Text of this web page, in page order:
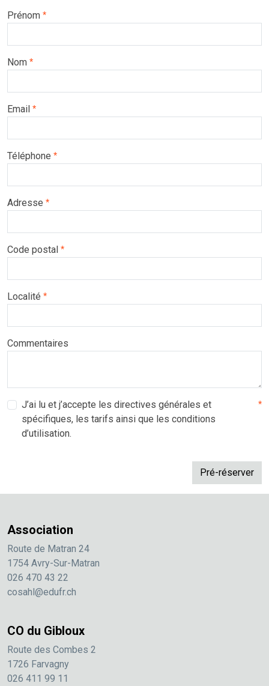
Prénom *
Nom *
Email *
Téléphone *
Adresse *
Code postal *
Localité *
Commentaires
J’ai lu et j’accepte les directives générales et
spécifiques, les tarifs ainsi que les conditions
d’utilisation.
*
Association
Route de Matran 24
1754 Avry-Sur-Matran
026 470 43 22
cosahl@edufr.ch
CO du Gibloux
Route des Combes 2
1726 Farvagny
026 411 99 11